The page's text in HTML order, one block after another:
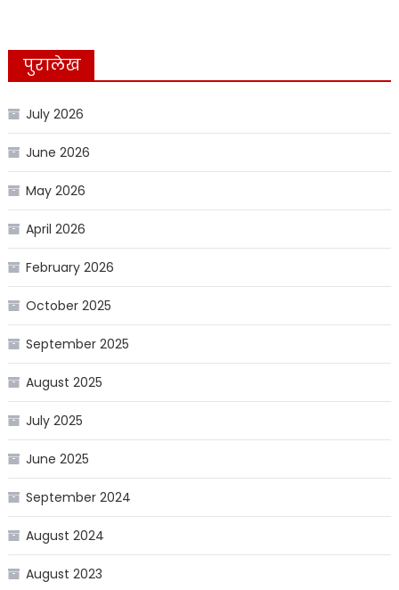
पुरालेख
July 2026
June 2026
May 2026
April 2026
February 2026
October 2025
September 2025
August 2025
July 2025
June 2025
September 2024
August 2024
August 2023